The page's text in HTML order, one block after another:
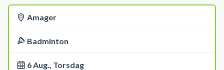
Amager
Badminton
6 Aug., Torsdag